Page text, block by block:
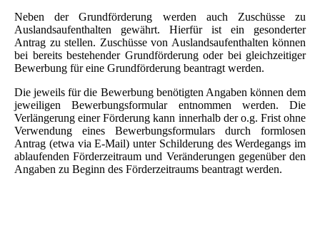
Neben der Grundförderung werden auch Zuschüsse zu
Auslandsaufenthalten gewährt. Hierfür ist ein gesonderter
Antrag zu stellen. Zuschüsse von Auslandsaufenthalten können
bei bereits bestehender Grundförderung oder bei gleichzeitiger
Bewerbung für eine Grundförderung beantragt werden.
Die jeweils für die Bewerbung benötigten Angaben können dem
jeweiligen Bewerbungsformular entnommen werden. Die
Verlängerung einer Förderung kann innerhalb der o.g. Frist ohne
Verwendung eines Bewerbungsformulars durch formlosen
Antrag (etwa via E-Mail) unter Schilderung des Werdegangs im
ablaufenden Förderzeitraum und Veränderungen gegenüber den
Angaben zu Beginn des Förderzeitraums beantragt werden.